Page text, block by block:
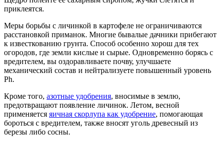
приклеятся.
Меры борьбы с личинкой в картофеле не ограничиваются
расстановкой приманок. Многие бывалые дачники прибегают
к известкованию грунта. Способ особенно хорош для тех
огородов, где земли кислые и сырые. Одновременно борясь с
вредителем, вы оздоравливаете почву, улучшаете
механический состав и нейтрализуете повышенный уровень
Ph.
Кроме того, азотные удобрения, вносимые в землю,
предотвращают появление личинок. Летом, весной
применяется яичная скорлупа как удобрение, помогающая
бороться с вредителем, также вносят уголь древесный из
березы либо сосны.